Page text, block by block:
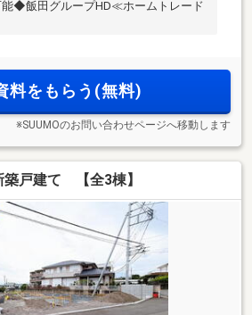
◆飯田グループHD≪ホームトレード
料をもらう(無料)
※SUUMOのお問い合わせページへ移動します
戸建て 【全3棟】